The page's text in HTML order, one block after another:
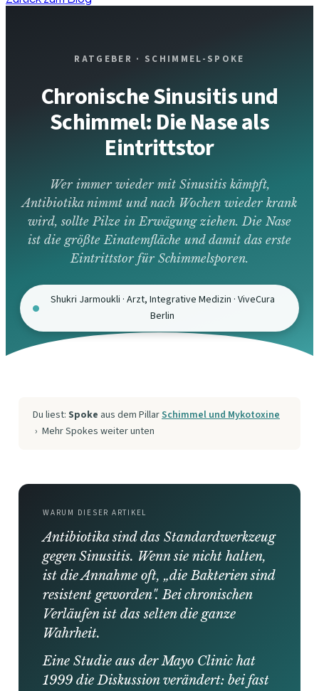
RATGEBER · SCHIMMEL-SPOKE
Chronische Sinusitis und
Schimmel: Die Nase als
Eintrittstor
Wer immer wieder mit Sinusitis kämpft,
Antibiotika nimmt und nach Wochen wieder krank
wird, sollte Pilze in Erwägung ziehen. Die Nase
ist die größte Einatemfläche und damit das erste
Eintrittstor für Schimmelsporen.
Shukri Jarmoukli · Arzt, Integrative Medizin · ViveCura
Berlin
Du liest: Spoke aus dem PillarSchimmel und Mykotoxine
› Mehr Spokes weiter unten
WARUM DIESER ARTIKEL
Antibiotika sind das Standardwerkzeug
gegen Sinusitis. Wenn sie nicht halten,
ist die Annahme oft, „die Bakterien sind
resistent geworden". Bei chronischen
Verläufen ist das selten die ganze
Wahrheit.
Eine Studie aus der Mayo Clinic hat
1999 die Diskussion verändert: bei fast